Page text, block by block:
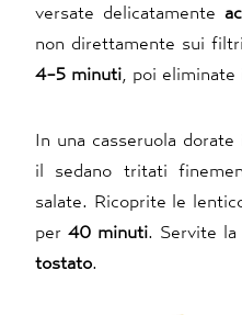
versate delicatamente
non direttamente sui
4-5 minuti , poi eliminate
In una casseruola
il sedano tritati
salate. Ricoprite le
per 40 minuti. Servite la
tostato